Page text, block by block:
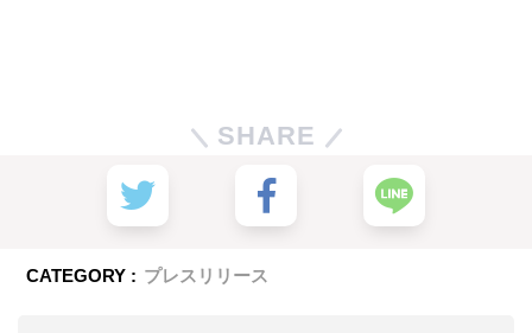
SHARE
CATEGORY : プレスリリース